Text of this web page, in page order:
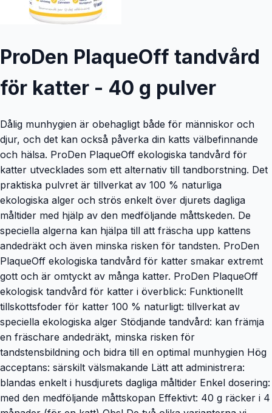
ProDen PlaqueOff tandvård
för katter - 40 g pulver
Dålig munhygien är obehagligt både för människor och
djur, och det kan också påverka din katts välbefinnande
och hälsa. ProDen PlaqueOff ekologiska tandvård för
katter utvecklades som ett alternativ till tandborstning. Det
praktiska pulvret är tillverkat av 100 % naturliga
ekologiska alger och strös enkelt över djurets dagliga
måltider med hjälp av den medföljande måttskeden. De
speciella algerna kan hjälpa till att fräscha upp kattens
andedräkt och även minska risken för tandsten. ProDen
PlaqueOff ekologiska tandvård för katter smakar extremt
gott och är omtyckt av många katter. ProDen PlaqueOff
ekologisk tandvård för katter i överblick: Funktionellt
tillskottsfoder för katter 100 % naturligt: tillverkat av
speciella ekologiska alger Stödjande tandvård: kan främja
en fräschare andedräkt, minska risken för
tandstensbildning och bidra till en optimal munhygien Hög
acceptans: särskilt välsmakande Lätt att administrera:
blandas enkelt i husdjurets dagliga måltider Enkel dosering:
med den medföljande måttskopan Effektivt: 40 g räcker i 4